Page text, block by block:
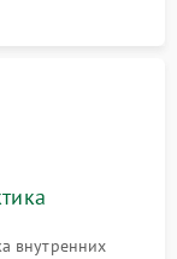
внутренних